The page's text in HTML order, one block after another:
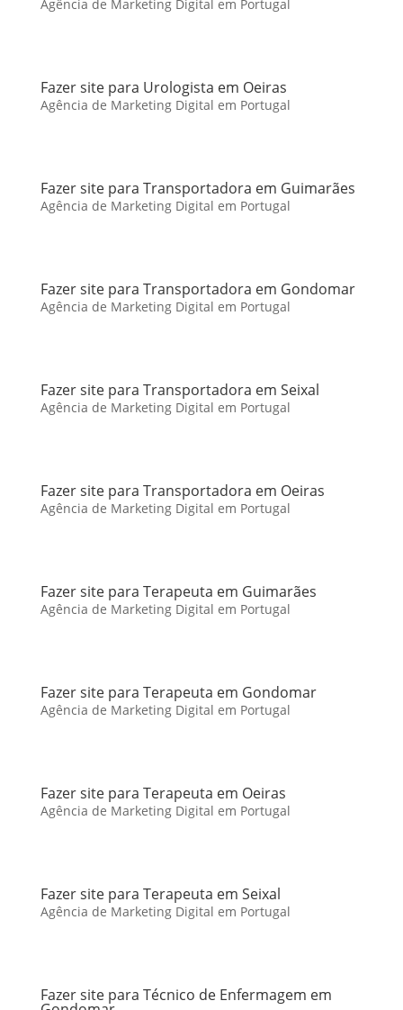
Agência de Marketing Digital em Portugal
Fazer site para Urologista em Oeiras
Agência de Marketing Digital em Portugal
Fazer site para Transportadora em Guimarães
Agência de Marketing Digital em Portugal
Fazer site para Transportadora em Gondomar
Agência de Marketing Digital em Portugal
Fazer site para Transportadora em Seixal
Agência de Marketing Digital em Portugal
Fazer site para Transportadora em Oeiras
Agência de Marketing Digital em Portugal
Fazer site para Terapeuta em Guimarães
Agência de Marketing Digital em Portugal
Fazer site para Terapeuta em Gondomar
Agência de Marketing Digital em Portugal
Fazer site para Terapeuta em Oeiras
Agência de Marketing Digital em Portugal
Fazer site para Terapeuta em Seixal
Agência de Marketing Digital em Portugal
Fazer site para Técnico de Enfermagem em